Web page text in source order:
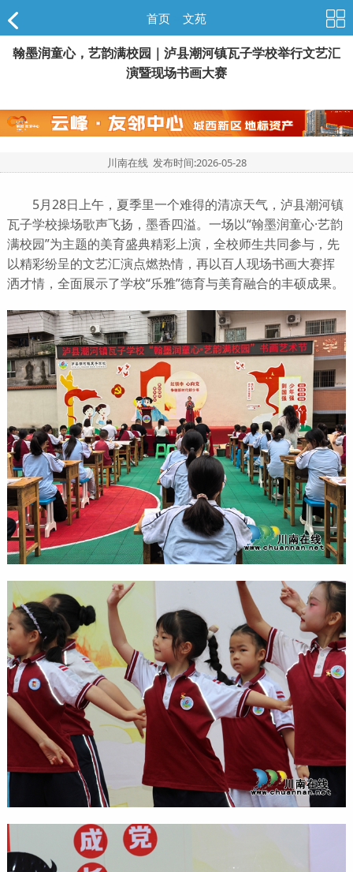
首页 文苑
翰墨润童心，艺韵满校园｜泸县潮河镇瓦子学校举行文艺汇
演暨现场书画大赛
川南在线 发布时间:2026-05-28
5月28日上午，夏季里一个难得的清凉天气，泸县潮河镇
瓦子学校操场歌声飞扬，墨香四溢。一场以“翰墨润童心·艺韵
满校园”为主题的美育盛典精彩上演，全校师生共同参与，先
以精彩纷呈的文艺汇演点燃热情，再以百人现场书画大赛挥
洒才情，全面展示了学校“乐雅”德育与美育融合的丰硕成果。